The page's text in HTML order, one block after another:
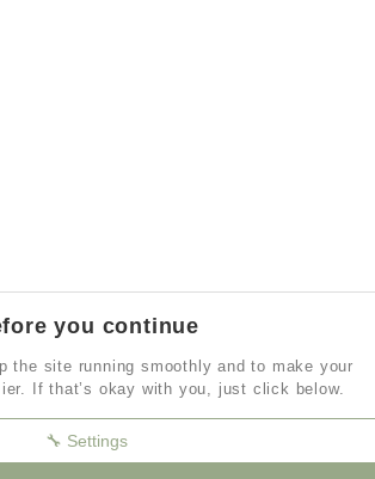
you continue
the site running smoothly and to make your
If that’s okay with you, just click below.
🔧 Settings